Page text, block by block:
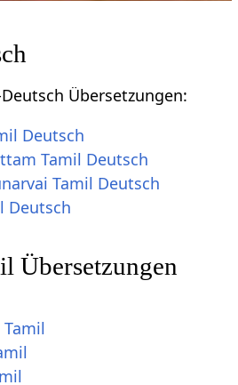
Übersetzungen:
Deutsch
Tamil Deutsch
Tamil Deutsch
Deutsch
Übersetzungen